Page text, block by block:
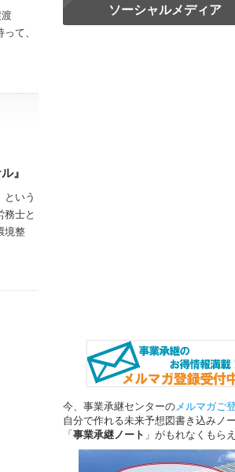
て、
』
いう
士と
境整
ソーシャルメディア
今、事業承継センターのメルマガご
自分で作れる未来予想図書き込みノ
「事業承継ノート 」がもれなくもら